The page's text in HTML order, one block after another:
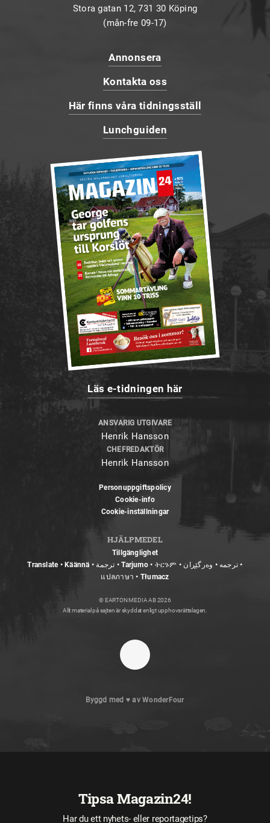
Stora gatan 12, 731 30 Köping
(mån-fre 09-17)
Annonsera
Kontakta oss
Här finns våra tidningsställ
Lunchguiden
Läs e-tidningen här
ANSVARIG UTGIVARE
Henrik Hansson
CHEFREDAKTÖR
Henrik Hansson
Personuppgiftspolicy
Cookie-info
Cookie-inställningar
HJÄLPMEDEL
Tillgänglighet
Translate • Käännä • ترجمة • Tarjumo • ትርጉም • ترجمه • وەرگێڕان •
แปลภาษา • Tłumacz
© EARTON MEDIA AB 2026
Allt material på sajten är skyddat enligt upphovsrättslagen.
Byggd med ♥ avWonderFour
Tipsa Magazin24!
Har du ett nyhets- eller reportagetips?